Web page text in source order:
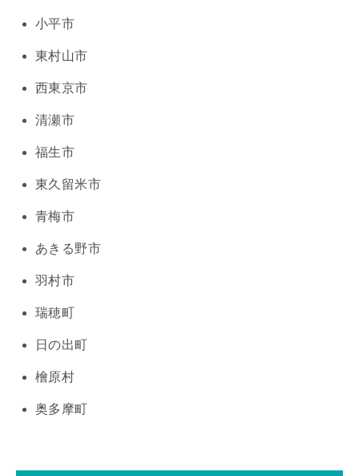
小平市
東村山市
西東京市
清瀬市
福生市
東久留米市
青梅市
あきる野市
羽村市
瑞穂町
日の出町
檜原村
奥多摩町